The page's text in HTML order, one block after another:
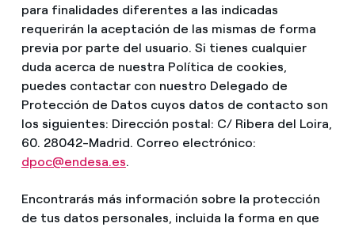
para finalidades diferentes a las indicadas
requerirán la aceptación de las mismas de forma
previa por parte del usuario. Si tienes cualquier
duda acerca de nuestra Política de cookies,
puedes contactar con nuestro Delegado de
Protección de Datos cuyos datos de contacto son
los siguientes: Dirección postal: C/ Ribera del Loira,
60. 28042-Madrid. Correo electrónico:
dpoc@endesa.es.
Encontrarás más información sobre la protección
de tus datos personales, incluida la forma en que